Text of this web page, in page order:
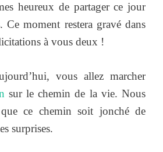
heureux de partager ce jour
Ce moment restera gravé dans
à vous deux !
vous allez marcher
sur le chemin de la vie. Nous
ce chemin soit jonché de
surprises.